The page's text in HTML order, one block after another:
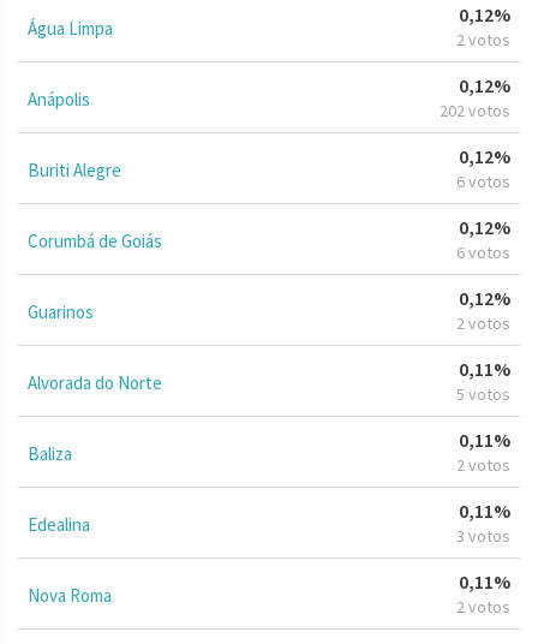
Água Limpa
0,12%
2 votos
Anápolis
0,12%
202 votos
Buriti Alegre
0,12%
6 votos
Corumbá de Goiás
0,12%
6 votos
Guarinos
0,12%
2 votos
Alvorada do Norte
0,11%
5 votos
Baliza
0,11%
2 votos
Edealina
0,11%
3 votos
Nova Roma
0,11%
2 votos